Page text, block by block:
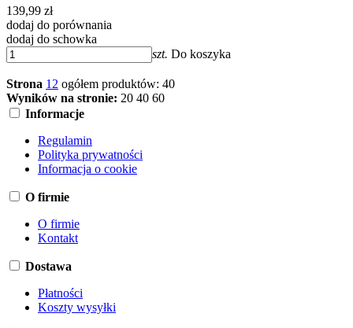
139,99 zł
dodaj do porównania
dodaj do schowka
szt. Do koszyka
Strona 1 2 ogółem produktów: 40
Wyników na stronie: 20 40 60
Informacje
Regulamin
Polityka prywatności
Informacja o cookie
O firmie
O firmie
Kontakt
Dostawa
Płatności
Koszty wysyłki